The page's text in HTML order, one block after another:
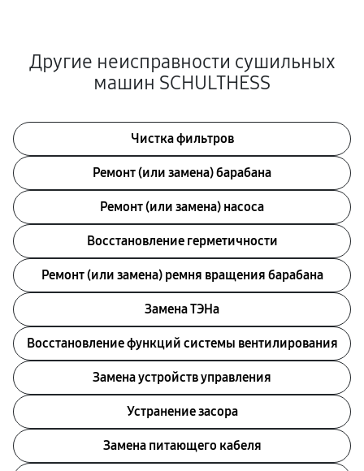
Другие неисправности сушильных
машин SCHULTHESS
Чистка фильтров
Ремонт (или замена) барабана
Ремонт (или замена) насоса
Восстановление герметичности
Ремонт (или замена) ремня вращения барабана
Замена ТЭНа
Восстановление функций системы вентилирования
Замена устройств управления
Устранение засора
Замена питающего кабеля